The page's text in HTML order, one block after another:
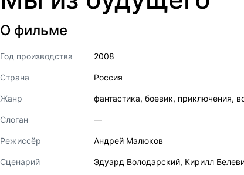
О фильме
Год производства 2008
Страна Россия
Жанр фантастика, боевик, приключения,
Слоган —
Режиссёр Андрей Малюков
Сценарий Эдуард Володарский, Кирилл